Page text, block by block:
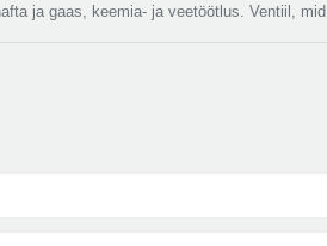
ja gaas, keemia- ja veetöötlus. Ventiil, mida